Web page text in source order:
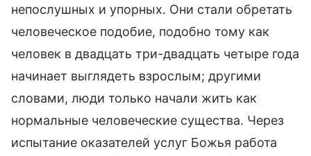
непослушных и упорных. Они стали обретать
человеческое подобие, подобно тому как
человек в двадцать три-двадцать четыре года
начинает выглядеть взрослым; другими
словами, люди только начали жить как
нормальные человеческие существа. Через
испытание оказателей услуг Божья работа